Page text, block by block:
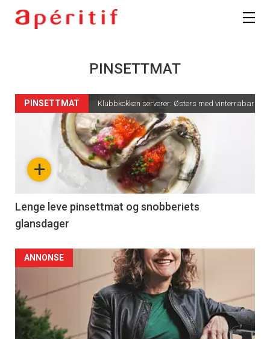
PINSETTMAT
+
PINSETTMAT Klubbkokken serverer: Østers med vinterrabarbra
Lenge leve pinsettmat og snobberiets
glansdager
ANNONSE